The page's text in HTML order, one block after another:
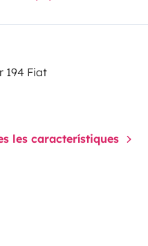
194 Fiat
les característiques